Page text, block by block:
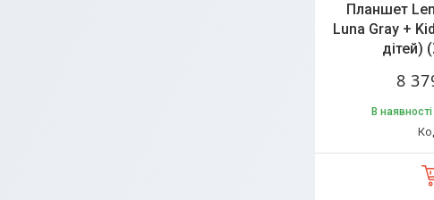
Планшет
Luna Gray +
дітей)
8
В наявності